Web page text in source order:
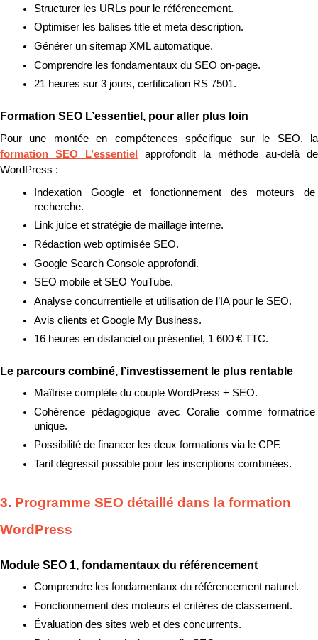
Structurer les URLs pour le référencement.
Optimiser les balises title et meta description.
Générer un sitemap XML automatique.
Comprendre les fondamentaux du SEO on-page.
21 heures sur 3 jours, certification RS 7501.
Formation SEO L’essentiel, pour aller plus loin
formation SEO L’essentiel
approfondit la méthode au-delà de
WordPress :
Indexation Google et fonctionnement des moteurs de
recherche.
Link juice et stratégie de maillage interne.
Rédaction web optimisée SEO.
Google Search Console approfondi.
SEO mobile et SEO YouTube.
Analyse concurrentielle et utilisation de l’IA pour le SEO.
Avis clients et Google My Business.
16 heures en distanciel ou présentiel, 1 600 € TTC.
Le parcours combiné, l’investissement le plus rentable
Maîtrise complète du couple WordPress + SEO.
Cohérence pédagogique avec Coralie comme formatrice
unique.
Possibilité de financer les deux formations via le CPF.
Tarif dégressif possible pour les inscriptions combinées.
3. Programme SEO détaillé dans la formation
WordPress
Module SEO 1, fondamentaux du référencement
Comprendre les fondamentaux du référencement naturel.
Fonctionnement des moteurs et critères de classement.
Évaluation des sites web et des concurrents.